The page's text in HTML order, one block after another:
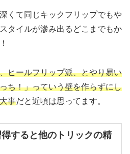
くて同じキックフリップでもや
タイルが滲み出るどこまでもか
ヒールフリップ派、とやり易い
ち！」っていう壁を作らずにし
事だと近頃は思ってます。
すると他のトリックの精